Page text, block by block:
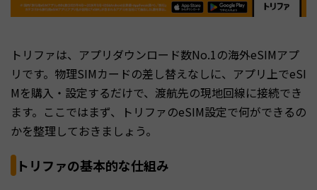
トリファは、アプリダウンロード数No.1の海外eSIMアプ
リです。物理SIMカードの差し替えなしに、アプリ上でeSI
Mを購入・設定するだけで、渡航先の現地回線に接続でき
ます。ここではまず、トリファのeSIM設定で何ができるの
かを整理しておきましょう。
トリファの基本的な仕組み